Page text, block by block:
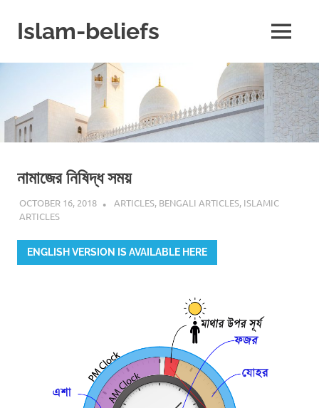
contentIslam-beliefs
Minds
and
Heart
MENU
নামাজের নিষিদ্ধ সময়
OCTOBER 16, 2018 ISLAMINSIDER
ARTICLES, BENGALI ARTICLES, ISLAMIC
ARTICLES
ENGLISH VERSION IS AVAILABLE HERE